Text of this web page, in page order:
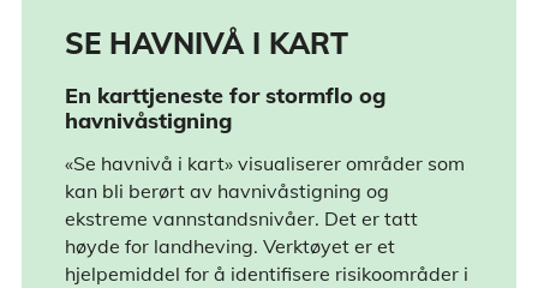
SE HAVNIVÅ I KART
En karttjeneste for stormflo og
havnivåstigning
«Se havnivå i kart» visualiserer områder som
kan bli berørt av havnivåstigning og
ekstreme vannstandsnivåer. Det er tatt
høyde for landheving. Verktøyet er et
hjelpemiddel for å identifisere risikoområder i